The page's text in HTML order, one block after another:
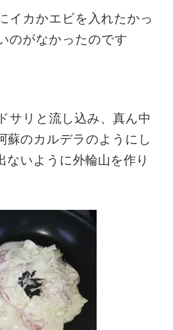
イカかエビを入れたかっ
のがなかったのです
サリと流し込み、真ん中
蘇のカルデラのようにし
ないように外輪山を作り